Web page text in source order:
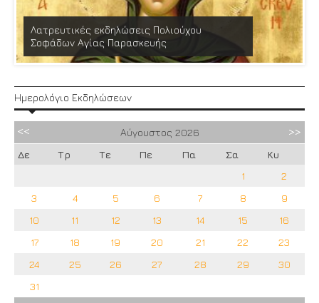
Λατρευτικές εκδηλώσεις Πολιούχου
Σοφάδων Αγίας Παρασκευής
Ημερολόγιο Εκδηλώσεων
Αύγουστος 2026
Δε
Τρ Τε Πε Πα Σα
Κυ
1
2
3
4 5 6 7 8
9
10
11 12 13 14 15
16
17
18 19 20 21 22
23
24
25 26 27 28 29
30
31